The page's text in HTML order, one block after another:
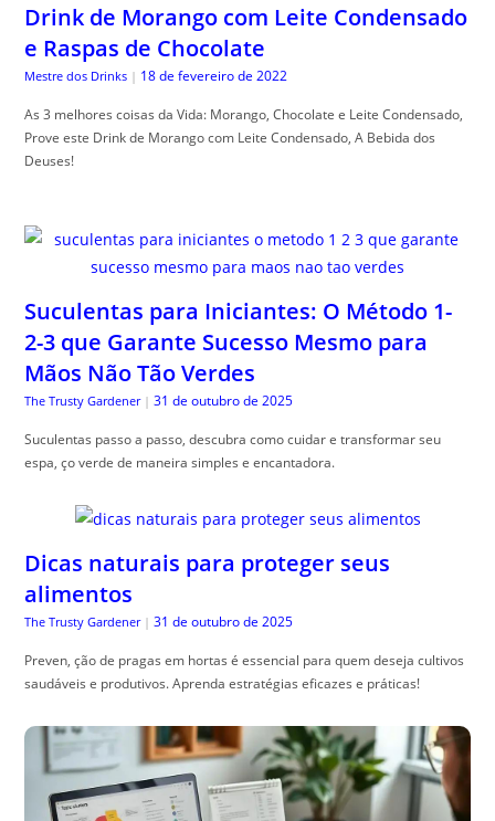
Drink de Morango com Leite Condensado
e Raspas de Chocolate
Mestre dos Drinks | 18 de fevereiro de 2022
As 3 melhores coisas da Vida: Morango, Chocolate e Leite Condensado,
Prove este Drink de Morango com Leite Condensado, A Bebida dos
Deuses!
Suculentas para Iniciantes: O Método 1-
2-3 que Garante Sucesso Mesmo para
Mãos Não Tão Verdes
The Trusty Gardener | 31 de outubro de 2025
Suculentas passo a passo, descubra como cuidar e transformar seu
espa, ço verde de maneira simples e encantadora.
Dicas naturais para proteger seus
alimentos
The Trusty Gardener | 31 de outubro de 2025
Preven, ção de pragas em hortas é essencial para quem deseja cultivos
saudáveis e produtivos. Aprenda estratégias eficazes e práticas!